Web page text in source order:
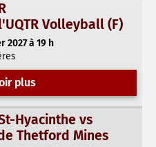
Volleyball (F)
2027 à 19 h
plus
Hyacinthe vs
Thetford Mines